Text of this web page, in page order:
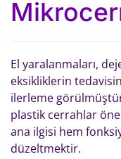
El yaralanmaları,
eksikliklerin
ilerleme
plastik cerrahlar
ana ilgisi hem
düzeltmektir.